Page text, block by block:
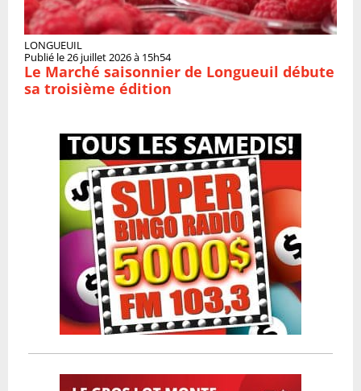
LONGUEUIL
Publié le 26 juillet 2026 à 15h54
Le Marché saisonnier de Longueuil débute
sa troisième édition